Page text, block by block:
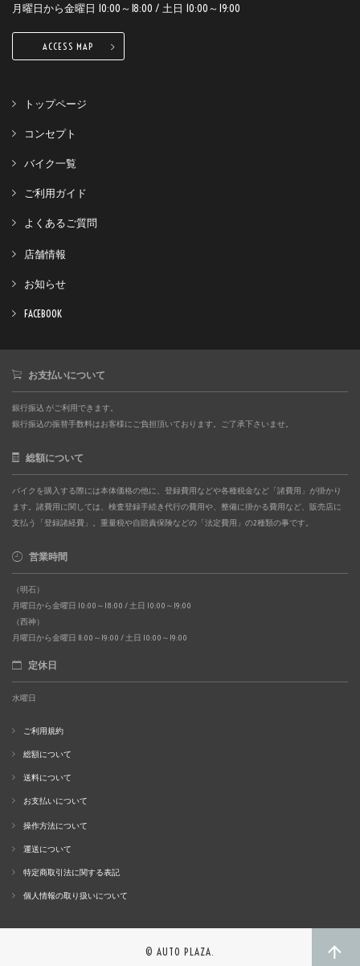
月曜日から金曜日 10:00～18:00 / 土日 10:00～19:00
ACCESS MAP
トップページ
コンセプト
バイク一覧
ご利用ガイド
よくあるご質問
店舗情報
お知らせ
FACEBOOK
お支払いについて
銀行振込 がご利用できます。
銀行振込の振替手数料はお客様にご負担頂いております。ご了承下さいませ。
総額について
バイクを購入する際には本体価格の他に、登録費用などや各種税金など「諸費用」が掛かり
ます。諸費用に関しては、検査登録手続き代行の費用や、整備に掛かる費用など、販売店に
支払う「登録諸経費」。重量税や自賠責保険などの「法定費用」の2種類の事です。
営業時間
（明石）
月曜日から金曜日 10:00～18:00 / 土日 10:00～19:00
（西神）
月曜日から金曜日 11:00～19:00 / 土日 10:00～19:00
定休日
水曜日
ご利用規約
総額について
送料について
お支払いについて
操作方法について
運送について
特定商取引法に関する表記
個人情報の取り扱いについて
© AUTO PLAZA.